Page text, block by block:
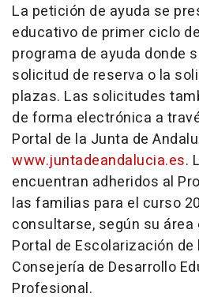
La petición de ayuda se
educativo de primer ciclo
programa de ayuda donde
solicitud de reserva o la
plazas. Las solicitudes
de forma electrónica a
Portal de la Junta de
www.juntadeandalucia.es.
encuentran adheridos al
las familias para el curso
consultarse, según su área
Portal de Escolarización de
Consejería de Desarrollo
Profesional.